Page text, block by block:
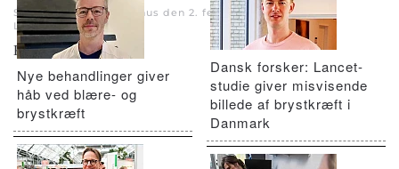
Skrevet af Jette Marinus den 2. februar 2022. Skrevet i
Luftveje.
KOL
Nye behandlinger giver
håb ved blære- og
brystkræft
Dansk forsker: Lancet-
studie giver misvisende
billede af brystkræft i
Danmark